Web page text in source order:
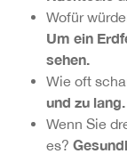
Wofür
Um ein
sehen.
Wie oft
und zu lang.
Wenn Sie
es?